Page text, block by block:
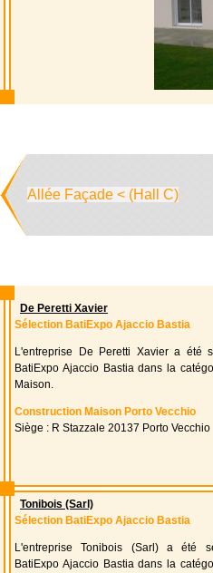
Allée Façade < (Hall C)
De Peretti Xavier
Sélection BatiExpo Ajaccio Bastia
L'entreprise De Peretti Xavier a été
BatiExpo Ajaccio Bastia dans la
Maison.
Construction Maison Porto Vecchio
Siège : R Stazzale 20137 Porto Vecchio
Tonibois (Sarl)
Sélection BatiExpo Ajaccio Bastia
L'entreprise Tonibois (Sarl) a été
BatiExpo Ajaccio Bastia dans la